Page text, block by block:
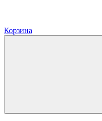
Корзина